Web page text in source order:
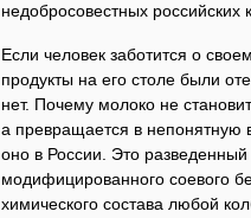
недобросовестных российских
Если человек заботится о
продукты на его столе были
нет. Почему молоко не
а превращается в непонятную
оно в России. Это
модифицированного соевого
химического состава любой